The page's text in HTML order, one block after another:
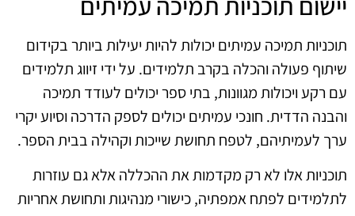
תוכניות תמיכה עמיתים יכולות להיות יעילות ביותר בקידום
שיתוף פעולה והכלה בקרב תלמידים. על ידי זיווג תלמידים
עם רקע ויכולות מגוונות, בתי ספר יכולים לעודד תמיכה
והבנה הדדית. חונכי עמיתים יכולים לספק הדרכה וסיוע יקרי
ערך לעמיתיהם, לטפח תחושת שייכות וקהילה בבית הספר.
תוכניות אלו לא רק מקדמות את ההכללה אלא גם עוזרות
לתלמידים לפתח אמפתיה, כישורי מנהיגות ותחושת אחריות